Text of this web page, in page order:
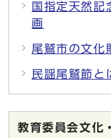
国指定天然記
画
尾鷲市の文化
民謡尾鷲節と
教育委員会文化